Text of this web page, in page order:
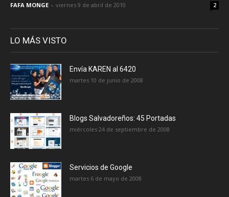
FAFA MONGE - viernes 9 de abril de 2010 2
LO MÁS VISTO
Envía KAREN al 6420
martes 10 de junio de 2008
Blogs Salvadoreños: 45 Portadas
miércoles 24 de septiembre de 2008
Servicios de Google
martes 6 de mayo de 2008